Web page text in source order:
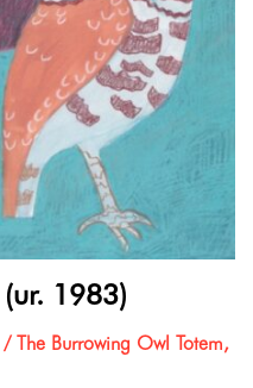
1983)
The Burrowing Owl Totem,